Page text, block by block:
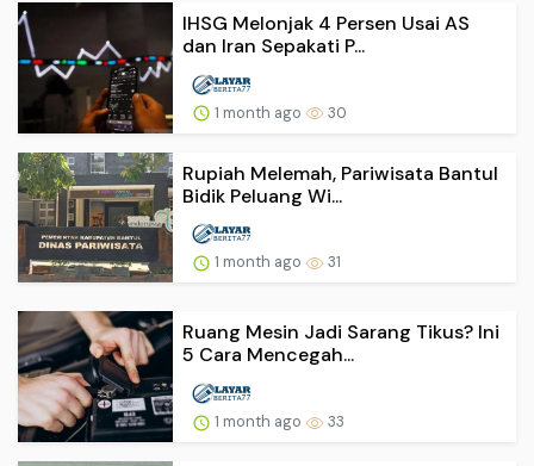
IHSG Melonjak 4 Persen Usai AS
dan Iran Sepakati P...
1 month ago 30
Rupiah Melemah, Pariwisata Bantul
Bidik Peluang Wi...
1 month ago 31
Ruang Mesin Jadi Sarang Tikus? Ini
5 Cara Mencegah...
1 month ago 33